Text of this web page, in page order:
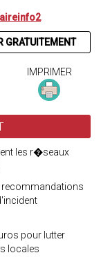
GRATUITEMENT
IMPRIMER
les r�seaux
pour lutter
locales